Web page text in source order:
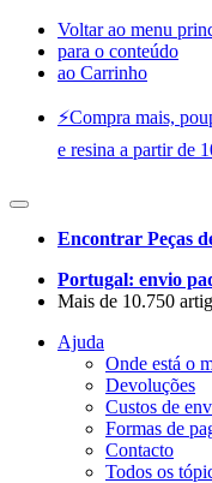
Voltar ao menu
para o conteúdo
ao Carrinho
⚡️Compra mais,
e resina a partir de
Encontrar Peças
Portugal: envio
Mais de 10.750
Ajuda
Onde está o
Devoluções
Custos de
Formas de
Contacto
Todos os